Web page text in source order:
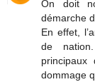
On doit
démarche
En effet,
de
dommage